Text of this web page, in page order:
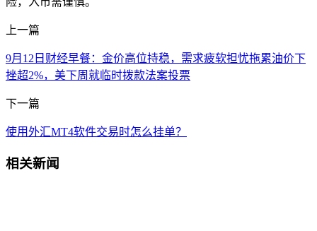
上一篇
9月12日财经早餐：金价高位持稳，需求疲软担忧拖累油价下
挫超2%，美下周就临时拨款法案投票
下一篇
使用外汇MT4软件交易时怎么挂单？
相关新闻